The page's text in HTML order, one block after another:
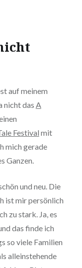
auf meinem
nicht das A
Festival mit
mich gerade
Ganzen.
und neu. Die
ist mir persönlich
zu stark. Ja, es
das finde ich
so viele Familien
alleinstehende